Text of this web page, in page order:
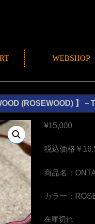
WEBSHOP
(ROSEWOOD) 】－
¥15,000
税込価格￥
商品名：
カラー：
在庫切れ